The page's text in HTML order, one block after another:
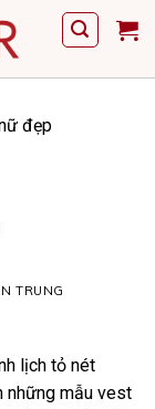
đẹp
TRUNG
lịch tỏ nét
những mẫu vest